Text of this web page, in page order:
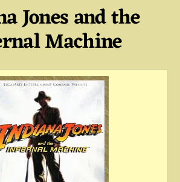
Jones and the
Machine